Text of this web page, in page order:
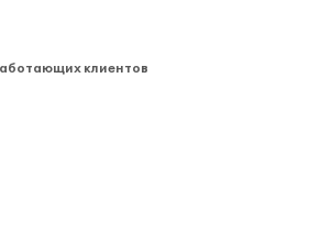
клиентов